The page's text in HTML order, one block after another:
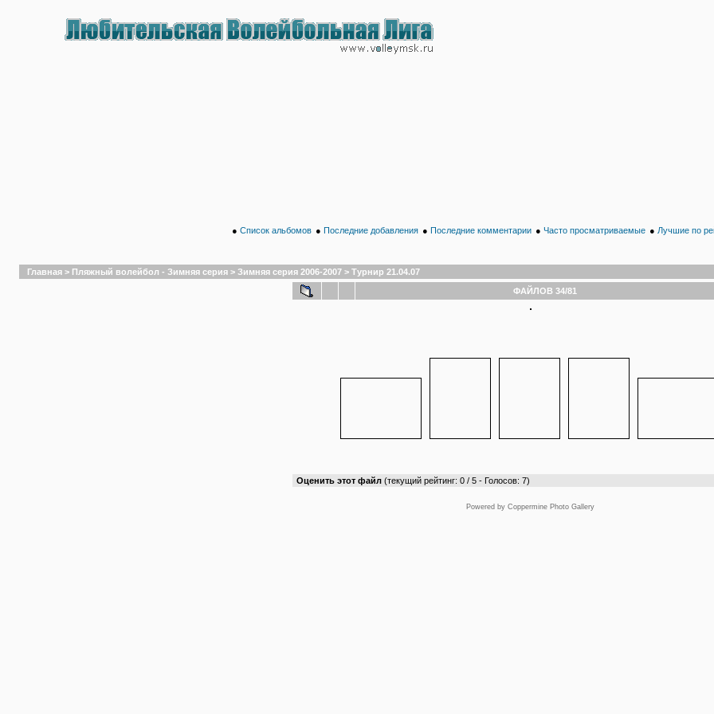
● Список альбомов ● Последние добавления ● Последние комментарии ● Часто просматриваемые ● Лучшие по
Главная > Пляжный волейбол - Зимняя серия > Зимняя серия 2006-2007 > Турнир 21.04.07
ФАЙЛОВ 34/81
Оценить этот файл (текущий рейтинг: 0 / 5 - Голосов: 7)
Powered by Coppermine Photo Gallery